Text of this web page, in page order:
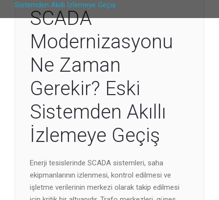
Sistemden Akıllı İzlemeye Geçiş
SCADA
Modernizasyonu
Ne Zaman
Gerekir? Eski
Sistemden Akıllı
İzlemeye Geçiş
Enerji tesislerinde SCADA sistemleri, saha
ekipmanlarının izlenmesi, kontrol edilmesi ve
işletme verilerinin merkezi olarak takip edilmesi